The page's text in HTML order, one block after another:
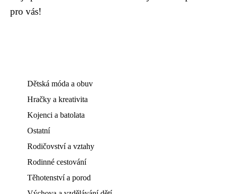
pro vás!
Dětská móda a obuv
Hračky a kreativita
Kojenci a batolata
Ostatní
Rodičovství a vztahy
Rodinné cestování
Těhotenství a porod